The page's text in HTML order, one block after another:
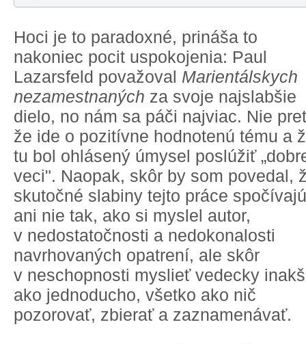
Hoci je to paradoxné, prináša to
nakoniec pocit uspokojenia: Paul
Lazarsfeld považoval Marientálskych
nezamestnaných za svoje najslabšie
dielo, no nám sa páči najviac. Nie
že ide o pozitívne hodnotenú tému a
tu bol ohlásený úmysel poslúžiť
veci". Naopak, skôr by som povedal,
skutočné slabiny tejto práce spočívajú
ani nie tak, ako si myslel autor,
v nedostatočnosti a nedokonalosti
navrhovaných opatrení, ale skôr
v neschopnosti myslieť vedecky
ako jednoducho, všetko ako nič
pozorovať, zbierať a zaznamenávať.